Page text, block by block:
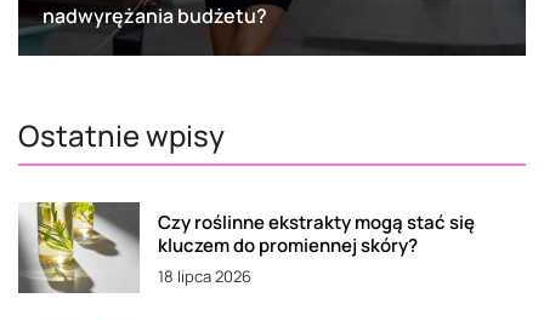
nadwyrężania budżetu?
Ostatnie wpisy
Czy roślinne ekstrakty mogą stać się
kluczem do promiennej skóry?
18 lipca 2026